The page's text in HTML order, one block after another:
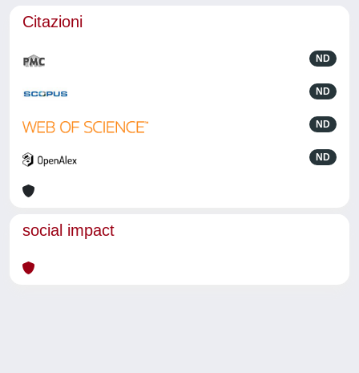
Citazioni
ND
ND
ND
ND
social impact